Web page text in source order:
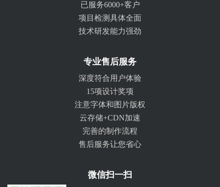
已服务6000+客户
项目检测具体全面
技术研发能力强劲
专业售后服务
深度符合用户体验
15项设计奖项
注意字体和图片版权
云存储+CDN加速
完善的制作流程
售后服务让您省心
微信扫一扫